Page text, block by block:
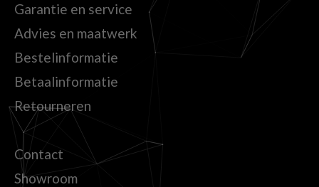
Garantie en service
Advies en maatwerk
Bestelinformatie
Betaalinformatie
Retourneren
Contact
Showroom